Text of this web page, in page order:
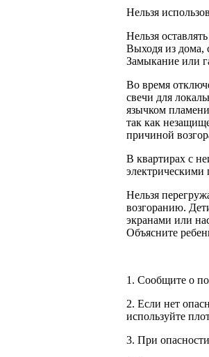
Нельзя
Нельзя
Выходя из дома,
Замыкание или
Во время
свечи для
язычком
так как
причиной
В квартирах с
электрическими
Нельзя
возгоранию.
экранами или
Объясните
1. Сообщите о
2. Если нет
используйте
3. При